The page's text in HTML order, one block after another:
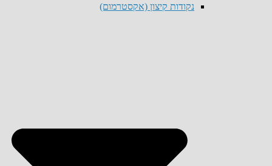
נקודות קיצון (אקסטרמום)